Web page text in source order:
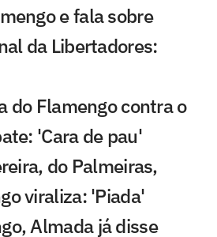
e fala sobre
da Libertadores:
do Flamengo contra o
'Cara de pau'
do Palmeiras,
viraliza: 'Piada'
Almada já disse